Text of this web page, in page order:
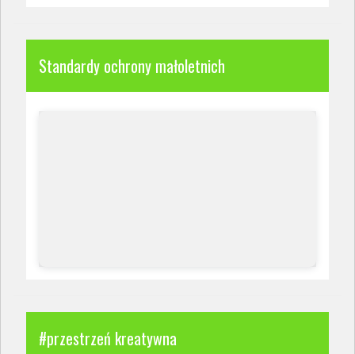
Standardy ochrony małoletnich
#przestrzeń kreatywna